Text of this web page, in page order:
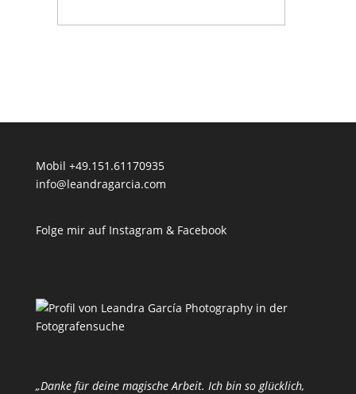
Mobil +49.151.61170935
info@leandragarcia.com
Folge mir auf Instagram & Facebook
„Danke für deine magische Arbeit. Ich bin so glücklich,